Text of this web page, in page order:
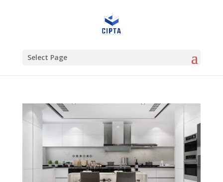
Select Page